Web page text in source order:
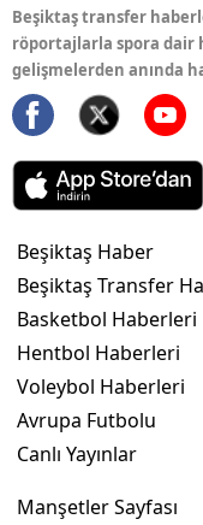
Beşiktaş transfer
röportajlarla spora dair
gelişmelerden anında
Beşiktaş Haber
Beşiktaş Transfer
Basketbol Haberleri
Hentbol Haberleri
Voleybol Haberleri
Avrupa Futbolu
Canlı Yayınlar
Manşetler Sayfası